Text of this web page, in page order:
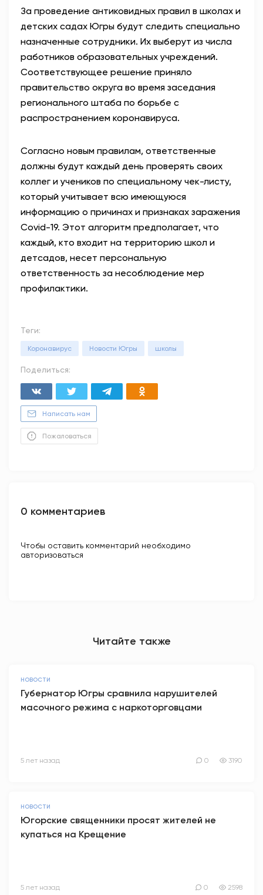
АНТИТЕРРОР
НОВОСТИ
ОФИЦИАЛЬНО
81,41 94,06
Вход / Регистрация
За проведение антиковидных правил в школах и
детских садах Югры будут следить специально
назначенные сотрудники. Их выберут из числа
работников образовательных учреждений.
Соответствующее решение приняло
правительство округа во время заседания
регионального штаба по борьбе с
распространением коронавируса.
Согласно новым правилам, ответственные
должны будут каждый день проверять своих
коллег и учеников по специальному чек-листу,
который учитывает всю имеющуюся
информацию о причинах и признаках заражения
Covid-19. Этот алгоритм предполагает, что
каждый, кто входит на территорию школ и
детсадов, несет персональную
ответственность за несоблюдение мер
профилактики.
Теги:
Коронавирус Новости Югры школы
Поделиться:
Написать нам
Пожаловаться
0 комментариев
Чтобы оставить комментарий необходимо
авторизоваться
Читайте также
НОВОСТИ
Губернатор Югры сравнила нарушителей
масочного режима с наркоторговцами
5 лет назад 0 3190
НОВОСТИ
Югорские священники просят жителей не
купаться на Крещение
5 лет назад 0 2598